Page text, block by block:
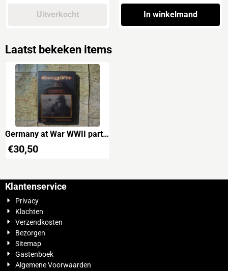
Uitverkocht In winkelmand
Laatst bekeken items
Germany at War WWII part
11 & 12
€30,50
Klantenservice
Privacy
Klachten
Verzendkosten
Bezorgen
Sitemap
Gastenboek
Algemene Voorwaarden